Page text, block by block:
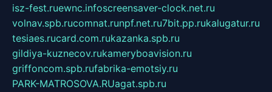
isz-fest.ruewnc.infoscreensaver-clock.net.ru
volnav.spb.rucomnat.runpf.net.ru7bit.pp.rukalugatur.ru
tesiaes.rucard.com.rukazanka.spb.ru
gildiya-kuznecov.rukameryboavision.ru
griffoncom.spb.rufabrika-emotsiy.ru
PARK-MATROSOVA.RUagat.spb.ru